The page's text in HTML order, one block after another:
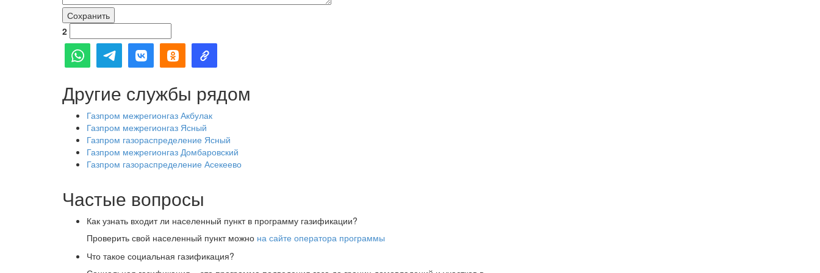
2
Другие службы рядом
Газпром межрегионгаз Акбулак
Газпром межрегионгаз Ясный
Газпром газораспределение Ясный
Газпром межрегионгаз Домбаровский
Газпром газораспределение Асекеево
Частые вопросы
Как узнать входит ли населенный пункт в программу газификации?
Проверить свой населенный пункт можно на сайте оператора программы
Что такое социальная газификация?